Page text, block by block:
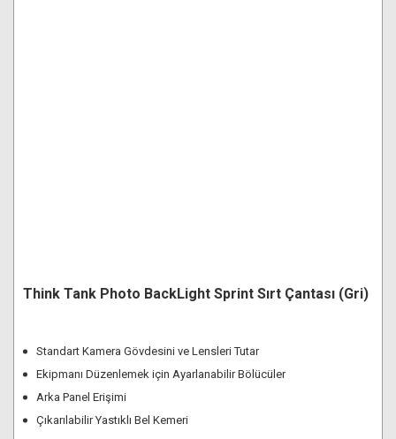
Think Tank Photo BackLight Sprint Sırt Çantası (Gri)
Standart Kamera Gövdesini ve Lensleri Tutar
Ekipmanı Düzenlemek için Ayarlanabilir Bölücüler
Arka Panel Erişimi
Çıkarılabilir Yastıklı Bel Kemeri